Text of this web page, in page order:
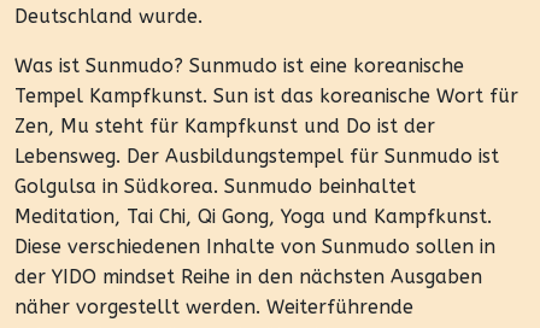
Deutschland wurde.
Was ist Sunmudo? Sunmudo ist eine koreanische
Tempel Kampfkunst. Sun ist das koreanische Wort für
Zen, Mu steht für Kampfkunst und Do ist der
Lebensweg. Der Ausbildungstempel für Sunmudo ist
Golgulsa in Südkorea. Sunmudo beinhaltet
Meditation, Tai Chi, Qi Gong, Yoga und Kampfkunst.
Diese verschiedenen Inhalte von Sunmudo sollen in
der YIDO mindset Reihe in den nächsten Ausgaben
näher vorgestellt werden. Weiterführende